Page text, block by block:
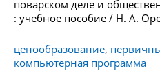
поварском деле и
: учебное пособие / Н. А.
ценообразование,
компьютерная программа